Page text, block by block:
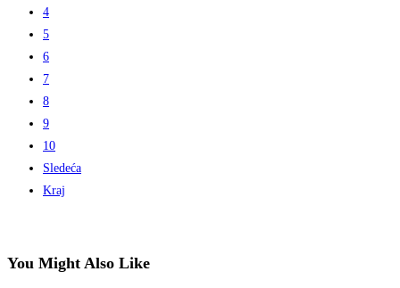
4
5
6
7
8
9
10
Sledeća
Kraj
You Might Also Like